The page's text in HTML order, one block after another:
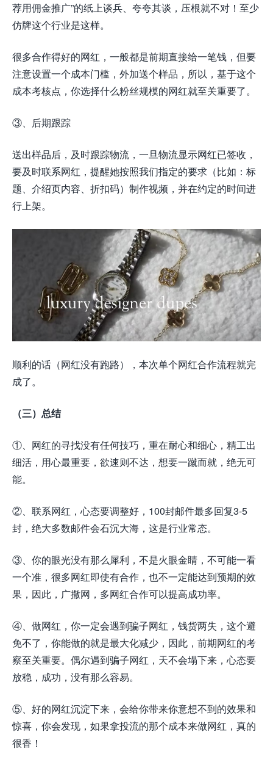
荐用佣金推广”的纸上谈兵、夸夸其谈，压根就不对！至少
仿牌这个行业是这样。
很多合作得好的网红，一般都是前期直接给一笔钱，但要
注意设置一个成本门槛，外加送个样品，所以，基于这个
成本考核点，你选择什么粉丝规模的网红就至关重要了。
③、后期跟踪
送出样品后，及时跟踪物流，一旦物流显示网红已签收，
要及时联系网红，提醒她按照我们指定的要求（比如：标
题、介绍页内容、折扣码）制作视频，并在约定的时间进
行上架。
顺利的话（网红没有跑路），本次单个网红合作流程就完
成了。
（三）总结
①、网红的寻找没有任何技巧，重在耐心和细心，精工出
细活，用心最重要，欲速则不达，想要一蹴而就，绝无可
能。
②、联系网红，心态要调整好，100封邮件最多回复3-5
封，绝大多数邮件会石沉大海，这是行业常态。
③、你的眼光没有那么犀利，不是火眼金睛，不可能一看
一个准，很多网红即使有合作，也不一定能达到预期的效
果，因此，广撒网，多网红合作可以提高成功率。
④、做网红，你一定会遇到骗子网红，钱货两失，这个避
免不了，你能做的就是最大化减少，因此，前期网红的考
察至关重要。偶尔遇到骗子网红，天不会塌下来，心态要
放稳，成功，没有那么容易。
⑤、好的网红沉淀下来，会给你带来你意想不到的效果和
惊喜，你会发现，如果拿投流的那个成本来做网红，真的
很香！